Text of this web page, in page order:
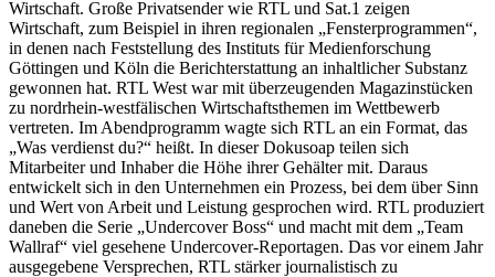
Wirtschaft. Große Privatsender wie RTL und Sat.1 zeigen
Wirtschaft, zum Beispiel in ihren regionalen „Fensterprogrammen“,
in denen nach Feststellung des Instituts für Medienforschung
Göttingen und Köln die Berichterstattung an inhaltlicher Substanz
gewonnen hat. RTL West war mit überzeugenden Magazinstücken
zu nordrhein-westfälischen Wirtschaftsthemen im Wettbewerb
vertreten. Im Abendprogramm wagte sich RTL an ein Format, das
„Was verdienst du?“ heißt. In dieser Dokusoap teilen sich
Mitarbeiter und Inhaber die Höhe ihrer Gehälter mit. Daraus
entwickelt sich in den Unternehmen ein Prozess, bei dem über Sinn
und Wert von Arbeit und Leistung gesprochen wird. RTL produziert
daneben die Serie „Undercover Boss“ und macht mit dem „Team
Wallraf“ viel gesehene Undercover-Reportagen. Das vor einem Jahr
ausgegebene Versprechen, RTL stärker journalistisch zu